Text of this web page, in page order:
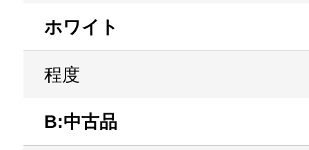
ホワイト
程度
B:中古品